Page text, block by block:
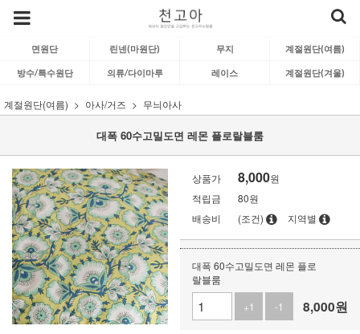
면원단 린넨(마원단) 무지 계절원단(여름)
방수/특수원단 의류/다이마루 레이스 계절원단(겨울)
계절원단(여름) 아사/거즈 무늬아사
대폭 60수고밀도면 레몬 플로랄블룸
상품가 8,000원
적립금
80원
배송비
(조건) 지역별
대폭 60수고밀도면 레몬 플로
랄블룸
+1
-1 8,000원